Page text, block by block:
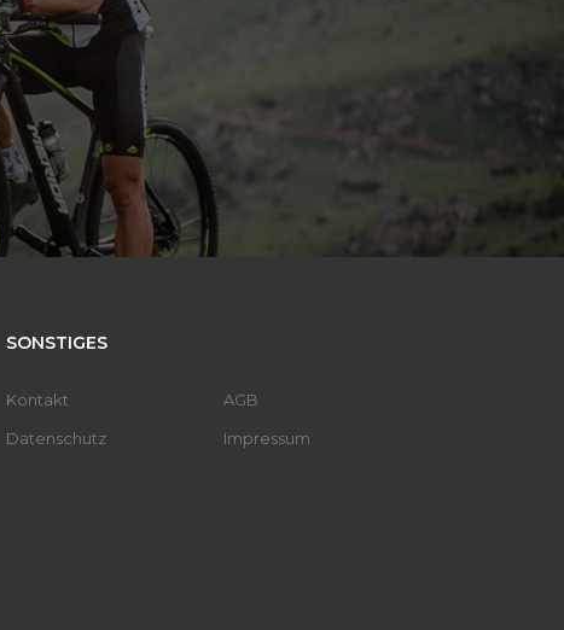
SONSTIGES
Kontakt
AGB
Datenschutz
Impressum